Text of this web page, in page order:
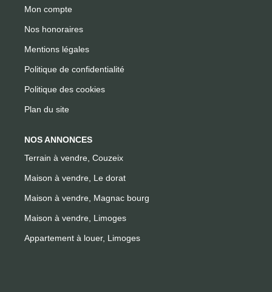
Mon compte
Nos honoraires
Mentions légales
Politique de confidentialité
Politique des cookies
Plan du site
NOS ANNONCES
Terrain à vendre, Couzeix
Maison à vendre, Le dorat
Maison à vendre, Magnac bourg
Maison à vendre, Limoges
Appartement à louer, Limoges